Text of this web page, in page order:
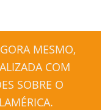
MESMO,
COM
SOBRE O